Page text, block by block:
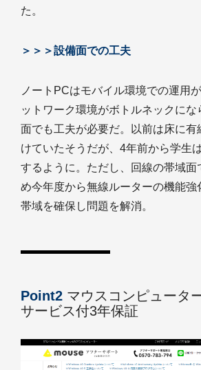
た。
＞＞＞設備面での工夫
ノートPCはモバイル環境での運用
ットワーク環境がボトルネックに
面でも工夫が必要だ。以前は床に有
けていたそうだが、4年前から学生
するように。ただし、回線の帯域面
め今年度から無線ルーターの機能強
帯域を確保し問題を解消。
Point2 マウスコンピュータ
サービス付3年保証